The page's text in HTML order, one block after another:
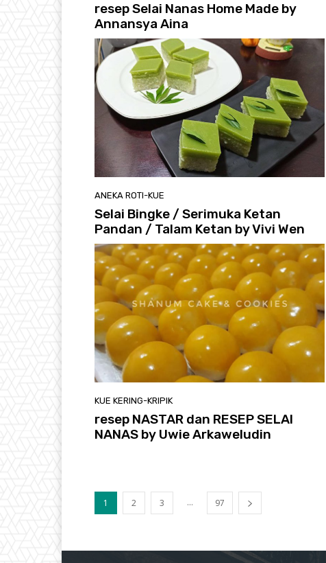
resep Selai Nanas Home Made by
Annansya Aina
ANEKA ROTI-KUE
Selai Bingke / Serimuka Ketan
Pandan / Talam Ketan by Vivi Wen
KUE KERING-KRIPIK
resep NASTAR dan RESEP SELAI
NANAS by Uwie Arkaweludin
1 2 3 ... 97